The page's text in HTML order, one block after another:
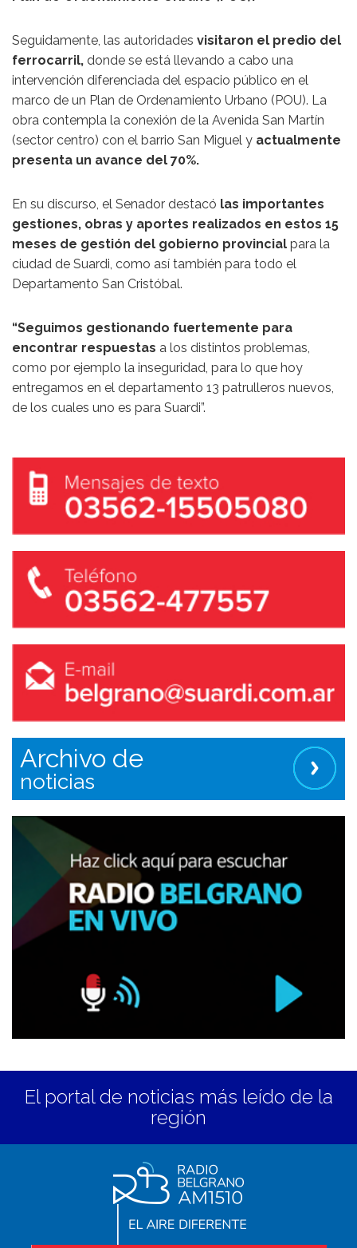
Seguidamente, las autoridades visitaron el predio del
ferrocarril, donde se está llevando a cabo una
intervención diferenciada del espacio público en el
marco de un Plan de Ordenamiento Urbano (POU). La
obra contempla la conexión de la Avenida San Martín
(sector centro) con el barrio San Miguel y actualmente
presenta un avance del 70%.
En su discurso, el Senador destacó las importantes
gestiones, obras y aportes realizados en estos 15
meses de gestión del gobierno provincial para la
ciudad de Suardi, como así también para todo el
Departamento San Cristóbal.
“Seguimos gestionando fuertemente para
encontrar respuestas a los distintos problemas,
como por ejemplo la inseguridad, para lo que hoy
entregamos en el departamento 13 patrulleros nuevos,
de los cuales uno es para Suardi”.
Archivo de
noticias
El portal de noticias más leído de la
región